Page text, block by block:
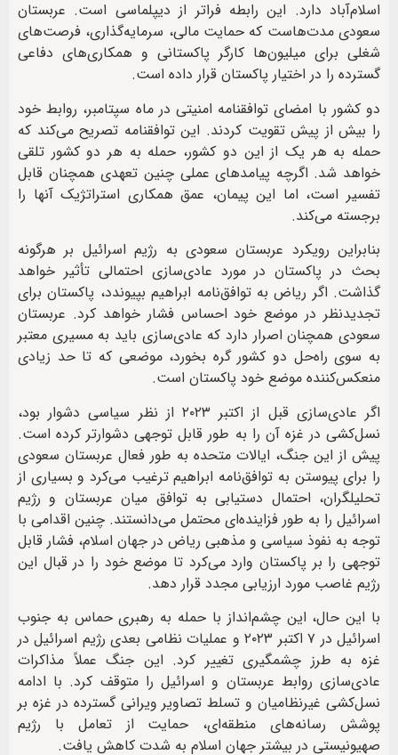
اسلام‌آباد دارد. این رابطه فراتر از دیپلماسی است. عربستان
سعودی مدت‌هاست که حمایت مالی، سرمایه‌گذاری، فرصت‌های
شغلی برای میلیون‌ها کارگر پاکستانی و همکاری‌های دفاعی
گسترده را در اختیار پاکستان قرار داده است.
دو کشور با امضای توافقنامه امنیتی در ماه سپتامبر، روابط خود
را بیش از پیش تقویت کردند. این توافقنامه تصریح می‌کند که
حمله به هر یک از این دو کشور، حمله به هر دو کشور تلقی
خواهد شد. اگرچه پیامدهای عملی چنین تعهدی همچنان قابل
تفسیر است، اما این پیمان، عمق همکاری استراتژیک آنها را
برجسته می‌کند.
بنابراین رویکرد عربستان سعودی به رژیم اسرائیل بر هرگونه
بحث در پاکستان در مورد عادی‌سازی احتمالی تأثیر خواهد
گذاشت. اگر ریاض به توافق‌نامه ابراهیم بپیوندد، پاکستان برای
تجدیدنظر در موضع خود احساس فشار خواهد کرد. عربستان
سعودی همچنان اصرار دارد که عادی‌سازی باید به مسیری معتبر
به سوی راه‌حل دو کشور گره بخورد، موضعی که تا حد زیادی
منعکس‌کننده موضع خود پاکستان است.
اگر عادی‌سازی قبل از اکتبر ۲۰۲۳ از نظر سیاسی دشوار بود،
نسل‌کشی در غزه آن را به طور قابل توجهی دشوارتر کرده است.
پیش از این جنگ، ایالات متحده به طور فعال عربستان سعودی
را برای پیوستن به توافق‌نامه ابراهیم ترغیب می‌کرد و بسیاری از
تحلیلگران، احتمال دستیابی به توافق میان عربستان و رژیم
اسرائیل را به طور فزاینده‌ای محتمل می‌دانستند. چنین اقدامی با
توجه به نفوذ سیاسی و مذهبی ریاض در جهان اسلام، فشار قابل
توجهی را بر پاکستان وارد می‌کرد تا موضع خود را در قبال این
رژیم غاصب مورد ارزیابی مجدد قرار دهد.
با این حال، این چشم‌انداز با حمله به رهبری حماس به جنوب
اسرائیل در ۷ اکتبر ۲۰۲۳ و عملیات نظامی بعدی رژیم اسرائیل در
غزه به طرز چشمگیری تغییر کرد. این جنگ عملاً مذاکرات
عادی‌سازی روابط عربستان و اسرائیل را متوقف کرد. با ادامه
نسل‌کشی غیرنظامیان و تسلط تصاویر ویرانی گسترده در غزه بر
پوشش رسانه‌های منطقه‌ای، حمایت از تعامل با رژیم
صهیونیستی در بیشتر جهان اسلام به شدت کاهش یافت.